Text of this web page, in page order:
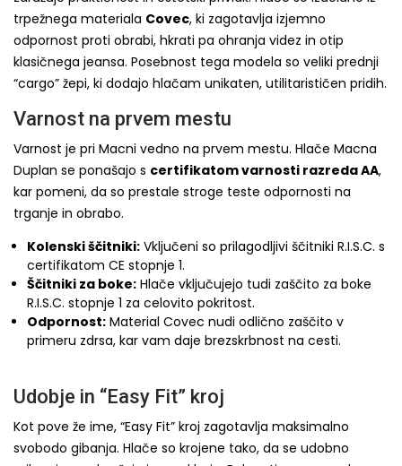
trpežnega materiala Covec, ki zagotavlja izjemno
odpornost proti obrabi, hkrati pa ohranja videz in otip
klasičnega jeansa. Posebnost tega modela so veliki prednji
“cargo” žepi, ki dodajo hlačam unikaten, utilitarističen pridih.
Varnost na prvem mestu
Varnost je pri Macni vedno na prvem mestu. Hlače Macna
Duplan se ponašajo s certifikatom varnosti razreda AA,
kar pomeni, da so prestale stroge teste odpornosti na
trganje in obrabo.
Kolenski ščitniki: Vključeni so prilagodljivi ščitniki R.I.S.C. s
certifikatom CE stopnje 1.
Ščitniki za boke: Hlače vključujejo tudi zaščito za boke
R.I.S.C. stopnje 1 za celovito pokritost.
Odpornost: Material Covec nudi odlično zaščito v
primeru zdrsa, kar vam daje brezskrbnost na cesti.
Udobje in “Easy Fit” kroj
Kot pove že ime, “Easy Fit” kroj zagotavlja maksimalno
svobodo gibanja. Hlače so krojene tako, da se udobno